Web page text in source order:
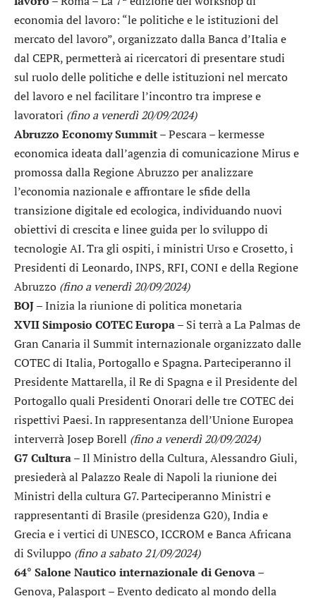
economia del lavoro: “le politiche e le istituzioni del
mercato del lavoro”, organizzato dalla Banca d’Italia e
dal CEPR, permetterà ai ricercatori di presentare studi
sul ruolo delle politiche e delle istituzioni nel mercato
del lavoro e nel facilitare l’incontro tra imprese e
lavoratori (fino a venerdì 20/09/2024)
Abruzzo Economy Summit– Pescara – kermesse
economica ideata dall’agenzia di comunicazione Mirus e
promossa dalla Regione Abruzzo per analizzare
l’economia nazionale e affrontare le sfide della
transizione digitale ed ecologica, individuando nuovi
obiettivi di crescita e linee guida per lo sviluppo di
tecnologie AI. Tra gli ospiti, i ministri Urso e Crosetto, i
Presidenti di Leonardo, INPS, RFI, CONI e della Regione
Abruzzo (fino a venerdì 20/09/2024)
BOJ– Inizia la riunione di politica monetaria
XVII Simposio COTEC Europa– Si terrà a La Palmas de
Gran Canaria il Summit internazionale organizzato dalle
COTEC di Italia, Portogallo e Spagna. Parteciperanno il
Presidente Mattarella, il Re di Spagna e il Presidente del
Portogallo quali Presidenti Onorari delle tre COTEC dei
rispettivi Paesi. In rappresentanza dell’Unione Europea
interverrà Josep Borell (fino a venerdì 20/09/2024)
G7 Cultura– Il Ministro della Cultura, Alessandro Giuli,
presiederà al Palazzo Reale di Napoli la riunione dei
Ministri della cultura G7. Parteciperanno Ministri e
rappresentanti di Brasile (presidenza G20), India e
Grecia e i vertici di UNESCO, ICCROM e Banca Africana
di Sviluppo (fino a sabato 21/09/2024)
64° Salone Nautico internazionale di Genova–
Genova, Palasport – Evento dedicato al mondo della